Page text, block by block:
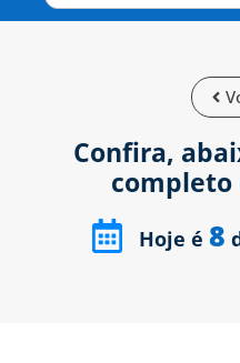
Confira,
Hoje é 8